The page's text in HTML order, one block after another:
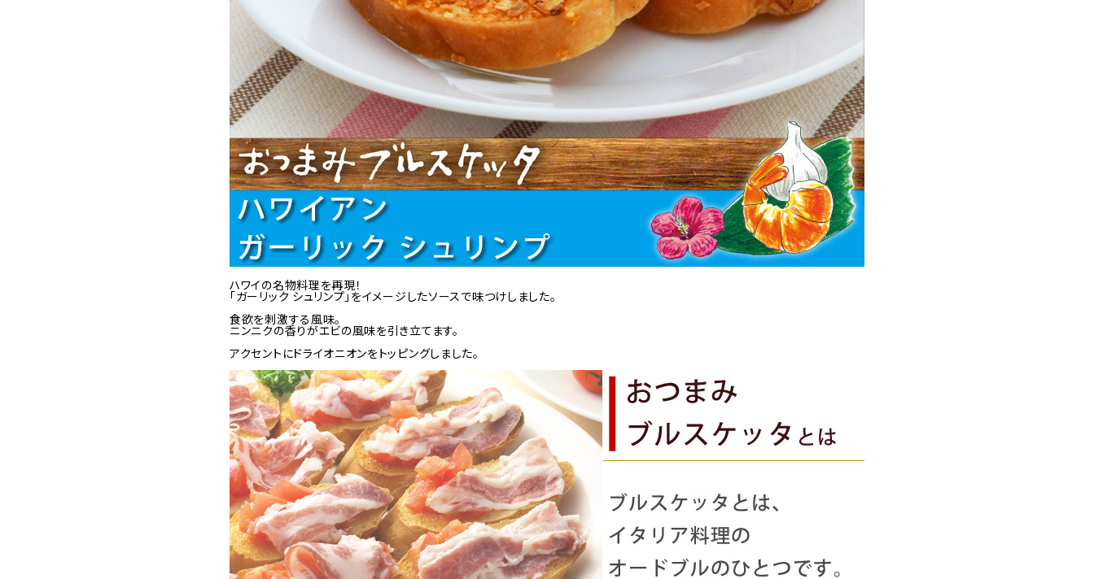
ハワイの名物料理を再現！
「ガーリック シュリンプ」をイメージしたソースで味つけしました。
食欲を刺激する風味。
ニンニクの香りがエビの風味を引き立てます。
アクセントにドライオニオンをトッピングしました。